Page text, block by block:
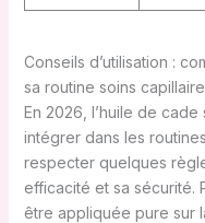
Conseils d’utilisation :
sa routine soins
En 2026, l’huile de
intégrer dans les
respecter quelques
efficacité et sa sécurité.
être appliquée pure sur